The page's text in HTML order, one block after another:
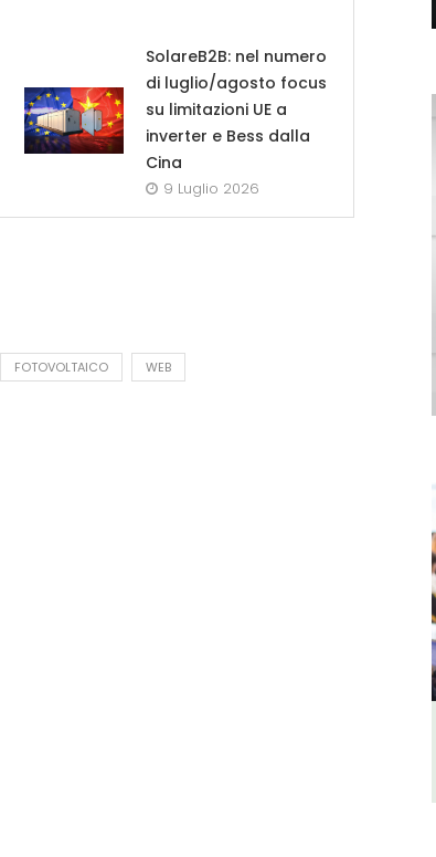
SolareB2B: nel numero
di luglio/agosto focus
su limitazioni UE a
inverter e Bess dalla
Cina
9 Luglio 2026
FOTOVOLTAICO WEB